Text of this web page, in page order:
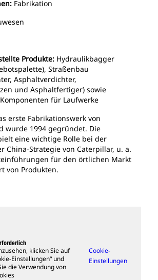
Fabrikation
Produkte: Hydraulikbagger
Straßenbau
Asphaltverdichter,
und Asphaltfertiger) sowie
für Laufwerke
erste Fabrikationswerk von
wurde 1994 gegründet. Die
eine wichtige Rolle bei der
China-Strategie von Caterpillar, u. a.
für den örtlichen Markt
von Produkten.
klicken Sie auf
Einstellungen“ und
die Verwendung von
Cookie-
Einstellungen